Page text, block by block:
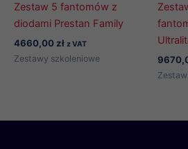
Zestaw 5 fantomów z
diodami Prestan Family
4660,00 zł z VAT
Zestawy szkoleniowe